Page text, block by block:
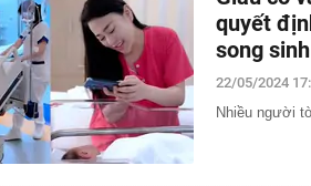
quyết
song
22/05/2024
Nhiều người